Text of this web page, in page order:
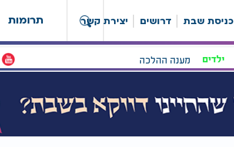
תרומות כניסת שבת דרושים יצירת קשר
ילדים מענה ההלכה